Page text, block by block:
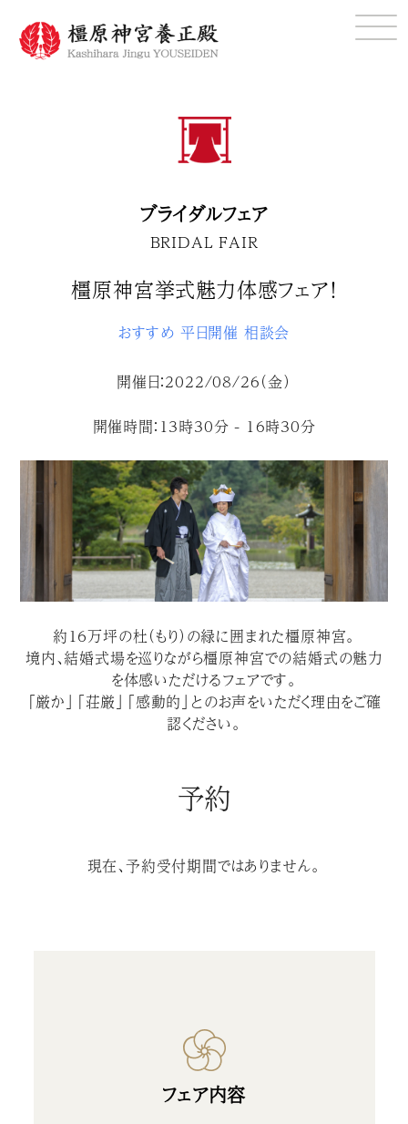
ブライダルフェア
BRIDAL FAIR
橿原神宮挙式魅力体感フェア！
おすすめ 平日開催 相談会
開催日：2022/08/26（金）
開催時間：13時30分 - 16時30分
約１６万坪の杜（もり）の緑に囲まれた橿原神宮。
境内、結婚式場を巡りながら橿原神宮での結婚式の魅力
を体感いただけるフェアです。
「厳か」「荘厳」「感動的」とのお声をいただく理由をご確
認ください。
予約
現在、予約受付期間ではありません。
フェア内容